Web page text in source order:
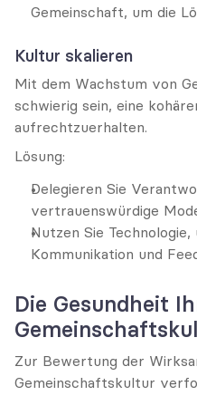
Gemeinschaft, um die
Kultur skalieren
Mit dem Wachstum von
schwierig sein, eine
aufrechtzuerhalten.
Lösung:
Delegieren Sie
vertrauenswürdige
Nutzen Sie
Kommunikation und
Die Gesundheit
Zur Bewertung der
Gemeinschaftskultur